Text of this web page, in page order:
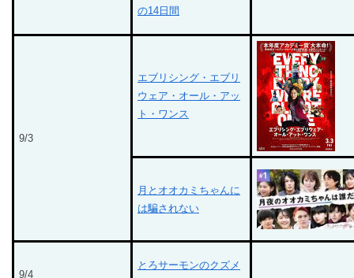
の14日間
9/3
エブリシング・エブリ
ウェア・オール・アッ
ト・ワンス
月とオオカミちゃんに
は騙されない
9/4
とろサーモンのクズメ